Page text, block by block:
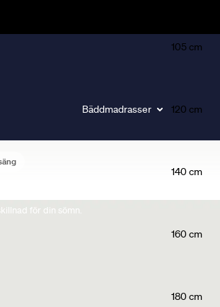
för din sömn.
Bäddmadrasser
105 cm
120 cm
140 cm
160 cm
180 cm